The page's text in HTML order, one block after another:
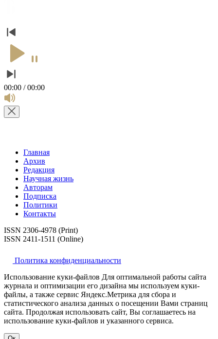
00:00 / 00:00
Главная
Архив
Редакция
Научная жизнь
Авторам
Подписка
Политики
Контакты
ISSN 2306-4978 (Print)
ISSN 2411-1511 (Online)
Политика конфиденциальности
Использование куки-файлов Для оптимальной работы сайта
журнала и оптимизации его дизайна мы используем куки-
файлы, а также сервис Яндекс.Метрика для сбора и
статистического анализа данных о посещении Вами страниц
сайта. Продолжая использовать сайт, Вы соглашаетесь на
использование куки-файлов и указанного сервиса.